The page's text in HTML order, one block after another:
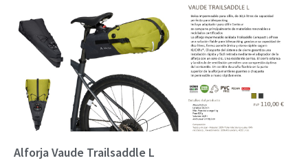
Alforja Vaude Trailsaddle L